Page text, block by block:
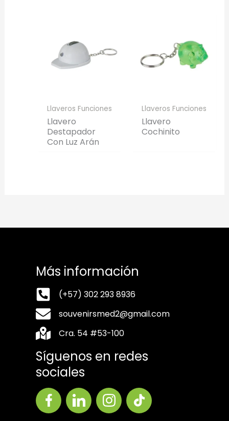
Llaveros Funciones
Llavero
Destapador
Con Luz Arán
Llaveros Funciones
Llavero
Cochinito
Más información
(+57) 302 293 8936
souvenirsmed2@gmail.com
Cra. 54 #53-100
Síguenos en redes
sociales